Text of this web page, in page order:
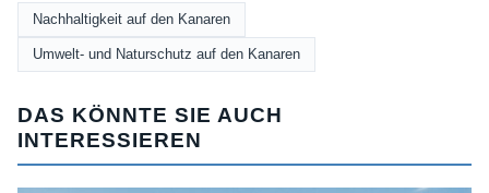
Nachhaltigkeit auf den Kanaren
Umwelt- und Naturschutz auf den Kanaren
DAS KÖNNTE SIE AUCH
INTERESSIEREN